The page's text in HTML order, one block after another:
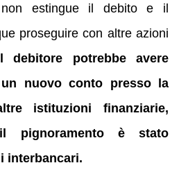
estingue il debito e il
proseguire con altre azioni
debitore potrebbe avere
nuovo conto presso la
istituzioni finanziarie,
pignoramento è stato
interbancari.